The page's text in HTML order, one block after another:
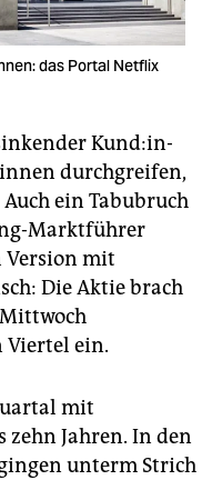
das Portal Netflix
Kun­d:in­
durchgreifen,
ein Tabubruch
Marktführer
Version mit
Die Aktie brach
Viertel ein.
mit
zehn Jahren. In den
unterm Strich